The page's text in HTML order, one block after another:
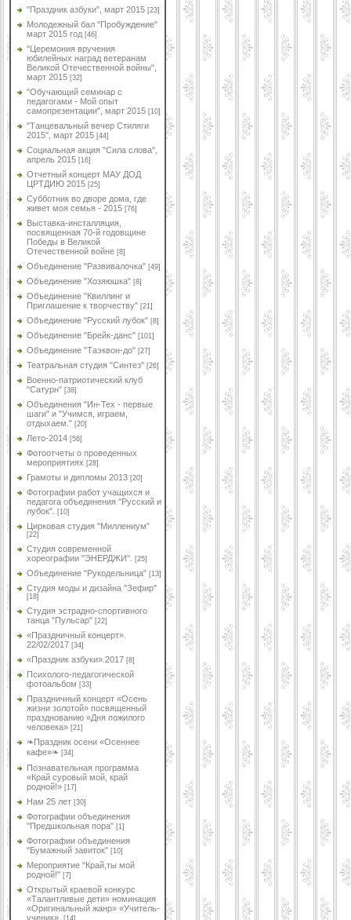
"Праздник азбуки", март 2015 [23]
Молодежный бал "Пробуждение"
март 2015 год [46]
"Церемония вручения
юбилейных наград ветеранам
Великой Отечественной войны",
март 2015 [32]
"Обучающий семинар с
педагогами - Мой опыт
самопрезентации", март 2015 [10]
"Танцевальный вечер Стиляги
2015", март 2015 [44]
Социальная акция "Сила слова",
апрель 2015 [16]
Отчетный концерт МАУ ДОД
ЦРТДИЮ 2015 [25]
Субботник во дворе дома, где
живет моя семья - 2015 [76]
Выставка-инсталляция,
посвященная 70-й годовщине
Победы в Великой
Отечественной войне [8]
Объединение "Развивалочка" [49]
Объединение "Хозяюшка" [8]
Объединение "Квиллинг и
Приглашение к творчеству" [21]
Объединение "Русский лубок" [8]
Объединение "Брейк-данс" [101]
Объединение "Таэквон-до" [27]
Театральная студия "Синтез" [26]
Военно-патриотический клуб
"Сатурн" [38]
Объединения "Ин-Тех - первые
шаги" и "Учимся, играем,
отдыхаем." [20]
Лето-2014 [56]
Фотоотчеты о проведенных
мероприятиях [28]
Грамоты и дипломы 2013 [20]
Фотографии работ учащихся и
педагога объединения "Русский и
лубок".
[10]
Цирковая студия "Миллениум"
[22]
Студия современной
хореографии "ЭНЕРДЖИ".
[25]
Объединение "Рукодельница" [13]
Студия моды и дизайна "Зефир"
[18]
Студия эстрадно-спортивного
танца "Пульсар" [22]
«Праздничный концерт».
22/02/2017 [34]
«Праздник азбуки».2017 [8]
Психолого-педагогической
фотоальбом [33]
Праздничный концерт «Осень
жизни золотой» посвященный
празднованию «Дня пожилого
человека» [21]
❧Праздник осени «Осеннее
кафе»❧ [34]
Познавательная программа
«Край суровый мой, край
родной!» [17]
Нам 25 лет [30]
Фотографии объединения
"Предшкольная пора" [1]
Фотографии объединения
"Бумажный завиток" [10]
Мероприятие "Край,ты мой
родной!" [7]
Открытый краевой конкурс
«Талантливые дети» номинация
«Оригинальный жанр» «Учитель-
ученик».
[14]